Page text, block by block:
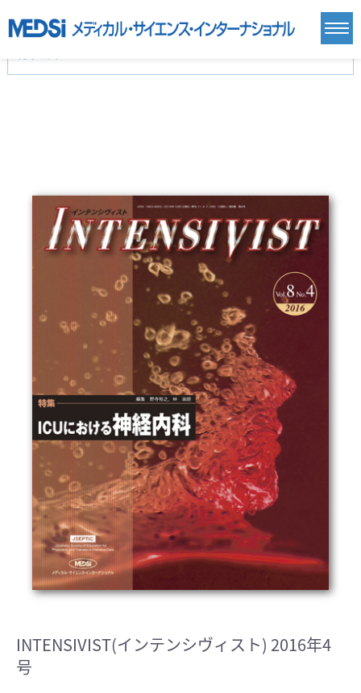
基礎医学(93)
基礎医学関連科学(80)
自然科学(25)
薬学(7)
保健・体育(1)
衛生・公衆衛生学(14)
医学一般(91) マルチメディア(0)
INTENSIVIST(インテンシヴィスト) 2016年4
号